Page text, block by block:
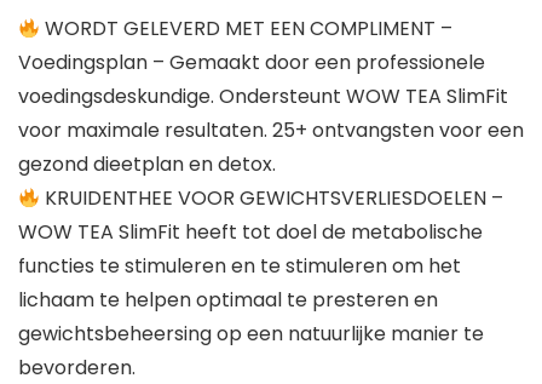
WORDT GELEVERD MET EEN COMPLIMENT –
Voedingsplan – Gemaakt door een professionele
voedingsdeskundige. Ondersteunt WOW TEA SlimFit
voor maximale resultaten. 25+ ontvangsten voor een
gezond dieetplan en detox.
KRUIDENTHEE VOOR GEWICHTSVERLIESDOELEN –
WOW TEA SlimFit heeft tot doel de metabolische
functies te stimuleren en te stimuleren om het
lichaam te helpen optimaal te presteren en
gewichtsbeheersing op een natuurlijke manier te
bevorderen.